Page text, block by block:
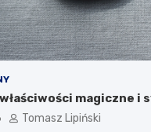
magiczne i
Tomasz Lipiński